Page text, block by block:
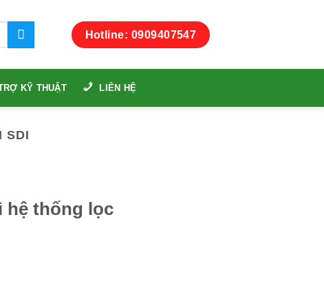
Hotline: 0909407547
KỸ THUẬT LIÊN HỆ
SDI
hệ thống lọc